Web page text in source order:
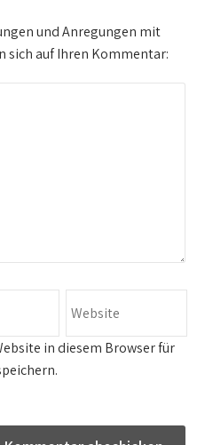
und Anregungen mit
sich auf Ihren Kommentar:
in diesem Browser für